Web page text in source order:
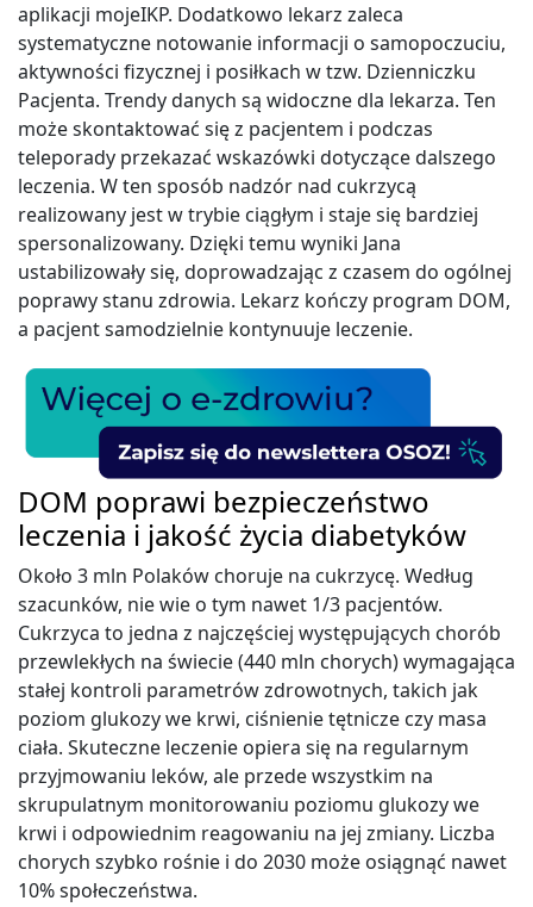
aplikacji mojeIKP. Dodatkowo lekarz zaleca
systematyczne notowanie informacji o samopoczuciu,
aktywności fizycznej i posiłkach w tzw. Dzienniczku
Pacjenta. Trendy danych są widoczne dla lekarza. Ten
może skontaktować się z pacjentem i podczas
teleporady przekazać wskazówki dotyczące dalszego
leczenia. W ten sposób nadzór nad cukrzycą
realizowany jest w trybie ciągłym i staje się bardziej
spersonalizowany. Dzięki temu wyniki Jana
ustabilizowały się, doprowadzając z czasem do ogólnej
poprawy stanu zdrowia. Lekarz kończy program DOM,
a pacjent samodzielnie kontynuuje leczenie.
DOM poprawi bezpieczeństwo
leczenia i jakość życia diabetyków
Około 3 mln Polaków choruje na cukrzycę. Według
szacunków, nie wie o tym nawet 1/3 pacjentów.
Cukrzyca to jedna z najczęściej występujących chorób
przewlekłych na świecie (440 mln chorych) wymagająca
stałej kontroli parametrów zdrowotnych, takich jak
poziom glukozy we krwi, ciśnienie tętnicze czy masa
ciała. Skuteczne leczenie opiera się na regularnym
przyjmowaniu leków, ale przede wszystkim na
skrupulatnym monitorowaniu poziomu glukozy we
krwi i odpowiednim reagowaniu na jej zmiany. Liczba
chorych szybko rośnie i do 2030 może osiągnąć nawet
10% społeczeństwa.